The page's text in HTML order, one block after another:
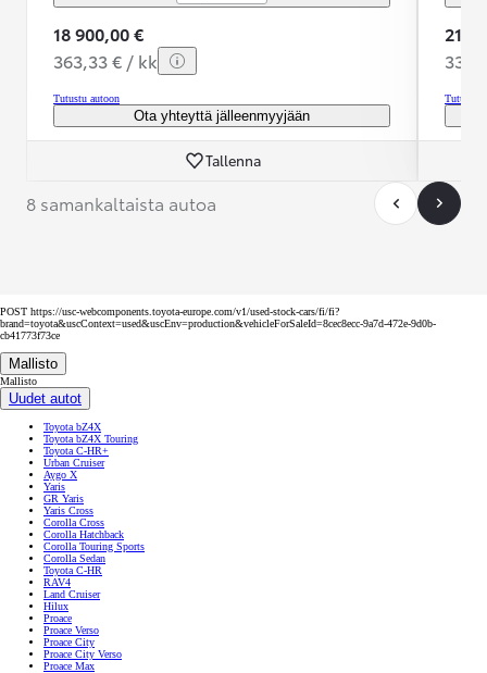
18 900,00 €
363,33 € / kk
Tutustu autoon
Ota yhteyttä jälleenmyyjään
Tallenna
21
Tutustu
8 samankaltaista autoa
POST https://usc-webcomponents.toyota-europe.com/v1/used-stock-cars/fi/fi?
brand=toyota&uscContext=used&uscEnv=production&vehicleForSaleId=8cec8ecc-9a7d-472e-9d0b-
cb41773f73ce
Mallisto
Mallisto
Uudet autot
Toyota bZ4X
Toyota bZ4X Touring
Toyota C-HR+
Urban Cruiser
Aygo X
Yaris
GR Yaris
Yaris Cross
Corolla Cross
Corolla Hatchback
Corolla Touring Sports
Corolla Sedan
Toyota C-HR
RAV4
Land Cruiser
Hilux
Proace
Proace Verso
Proace City
Proace City Verso
Proace Max